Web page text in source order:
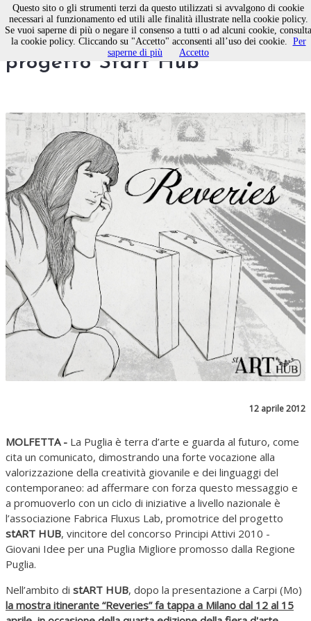
Dalla Puglia a Milano,
progetto Start Hub
12 aprile 2012
MOLFETTA - La Puglia è terra d’arte e guarda al futuro, come
cita un comunicato, dimostrando una forte vocazione alla
valorizzazione della creatività giovanile e dei linguaggi del
contemporaneo: ad affermare con forza questo messaggio e
a promuoverlo con un ciclo di iniziative a livello nazionale è
l’associazione Fabrica Fluxus Lab, promotrice del progetto
stART HUB, vincitore del concorso Principi Attivi 2010 -
Giovani Idee per una Puglia Migliore promosso dalla Regione
Puglia.
Nell’ambito di stART HUB, dopo la presentazione a Carpi (Mo)
la mostra itinerante “Reveries” fa tappa a Milano dal 12 al 15
Questo sito o gli strumenti terzi da questo utilizzati si avvalgono di cookie
necessari al funzionamento ed utili alle finalità illustrate nella cookie policy.
Se vuoi saperne di più o negare il consenso a tutti o ad alcuni cookie, consulta
la cookie policy. Cliccando su "Accetto" acconsenti all’uso dei cookie. Per
saperne di più
Accetto